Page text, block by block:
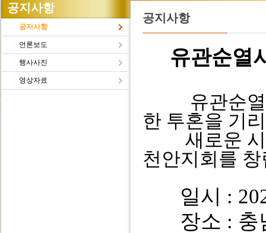
공지사항
공지사항
언론보도
행사사진
영상자료
공지사항
유관순열
유관순열사
한 투혼을 기
새로운 시
천안지회를
일시 :
장소 : 충